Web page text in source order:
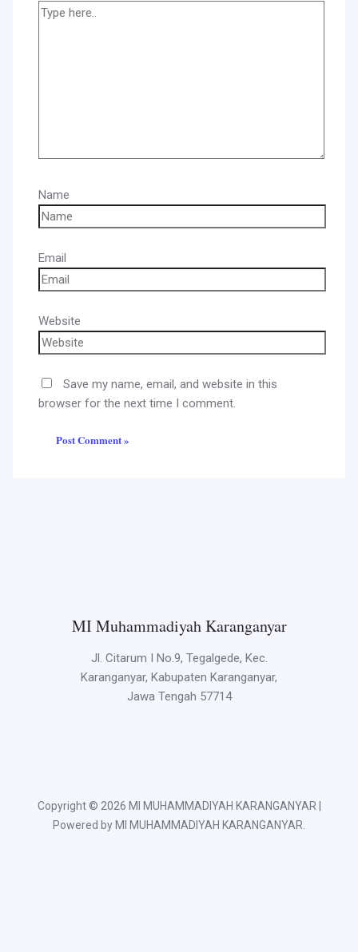
Name
Email
Website
Save my name, email, and website in this
browser for the next time I comment.
MI Muhammadiyah Karanganyar
Jl. Citarum I No.9, Tegalgede, Kec.
Karanganyar, Kabupaten Karanganyar,
Jawa Tengah 57714
Copyright © 2026 MI MUHAMMADIYAH KARANGANYAR |
Powered by MI MUHAMMADIYAH KARANGANYAR.